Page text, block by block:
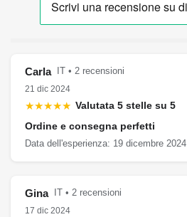
Carla
IT • 2 recensioni
21 dic 2024
★★★★★ Valutata 5 stelle su 5
Ordine e consegna perfetti
Data dell'esperienza: 19 dicembre 2024
Gina
IT • 2 recensioni
17 dic 2024